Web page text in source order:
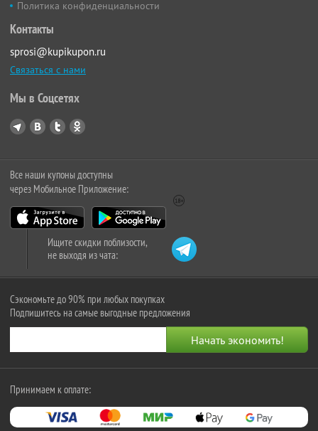
Политика конфиденциальности
Контакты
sprosi@kupikupon.ru
Связаться с нами
Мы в Соцсетях
Все наши купоны доступны
через Мобильное Приложение:
Ищите скидки поблизости,
не выходя из чата:
Сэкономьте до 90% при любых покупках
Подпишитесь на самые выгодные предложения
Принимаем к оплате: